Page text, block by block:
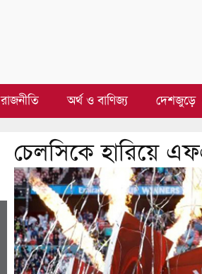
রাজনীতি অর্থ ও বাণিজ্য দেশজুড়ে
চেলসিকে হারিয়ে